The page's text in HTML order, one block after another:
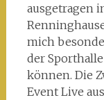
ausgetragen
mich
der
können. Die
Event Live